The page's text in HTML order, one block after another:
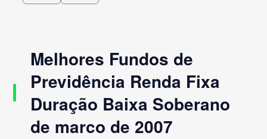
Melhores Fundos de
Previdência Renda Fixa
Duração Baixa Soberano
de marco de 2007